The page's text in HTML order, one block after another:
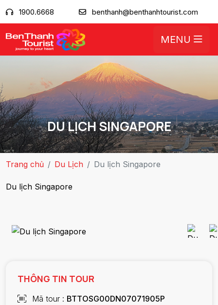
1900.6668 benthanh@benthanhtourist.com
MENU
DU LỊCH SINGAPORE
Trang chủ Du Lịch Du lịch Singapore
Du lịch Singapore
THÔNG TIN TOUR
Mã tour
BTTOSG00DN07071905P